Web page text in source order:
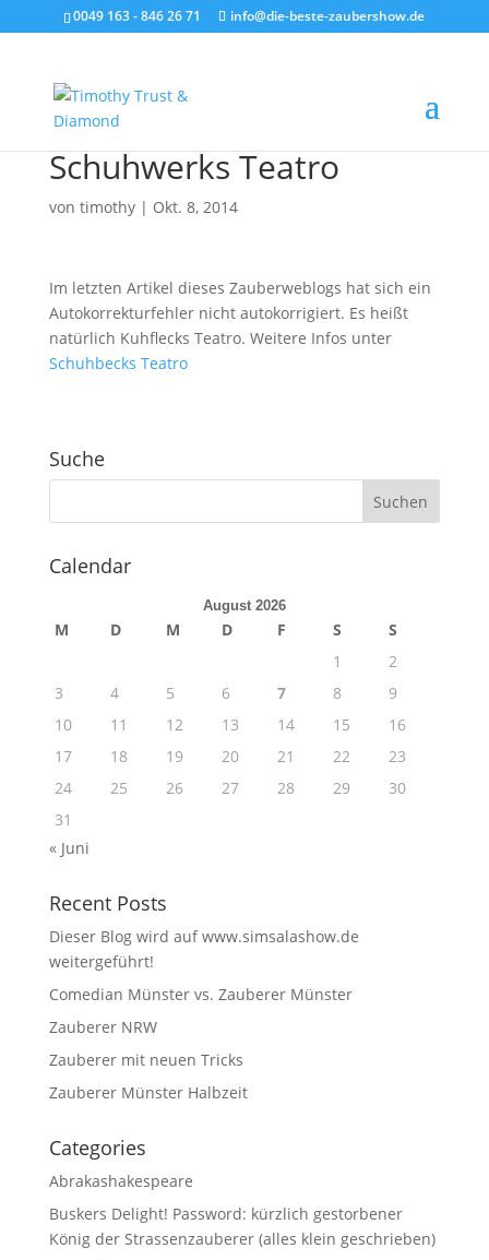
0049 163 - 846 26 71 info@die-beste-zaubershow.de
Schuhwerks Teatro
von timothy| Okt. 8, 2014
Im letzten Artikel dieses Zauberweblogs hat sich ein
Autokorrekturfehler nicht autokorrigiert. Es heißt
natürlich Kuhflecks Teatro. Weitere Infos unter
Schuhbecks Teatro
Suche
Calendar
August 2026
M D M D F S
S
1
2
3
4 5 6 7 8
9
10
11 12 13 14 15
16
17
18 19 20 21 22
23
24
25 26 27 28 29
30
31
« Juni
Recent Posts
Dieser Blog wird auf www.simsalashow.de
weitergeführt!
Comedian Münster vs. Zauberer Münster
Zauberer NRW
Zauberer mit neuen Tricks
Zauberer Münster Halbzeit
Categories
Abrakashakespeare
Buskers Delight! Password: kürzlich gestorbener
König der Strassenzauberer (alles klein geschrieben)